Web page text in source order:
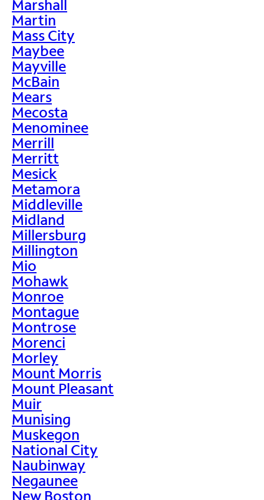
Marshall
Martin
Mass City
Maybee
Mayville
McBain
Mears
Mecosta
Menominee
Merrill
Merritt
Mesick
Metamora
Middleville
Midland
Millersburg
Millington
Mio
Mohawk
Monroe
Montague
Montrose
Morenci
Morley
Mount Morris
Mount Pleasant
Muir
Munising
Muskegon
National City
Naubinway
Negaunee
New Boston